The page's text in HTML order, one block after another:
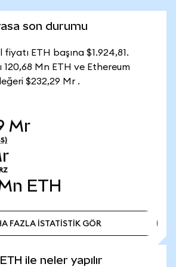
son durumu
ETH başına $1.924,81.
120,68 Mn ETH ve Ethereum
$232,29 Mr .
Mr
ETH
FAZLA İSTATİSTİK GÖR
ile neler yapılır